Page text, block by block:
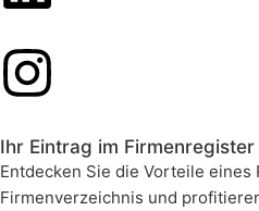
Ihr Eintrag im Firmenregister
Entdecken Sie die Vorteile
Firmenverzeichnis und